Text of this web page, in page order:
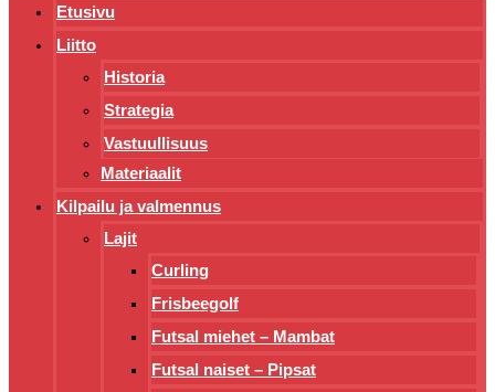
Etusivu
Liitto
Historia
Strategia
Vastuullisuus
Materiaalit
Kilpailu ja valmennus
Lajit
Curling
Frisbeegolf
Futsal miehet – Mambat
Futsal naiset – Pipsat